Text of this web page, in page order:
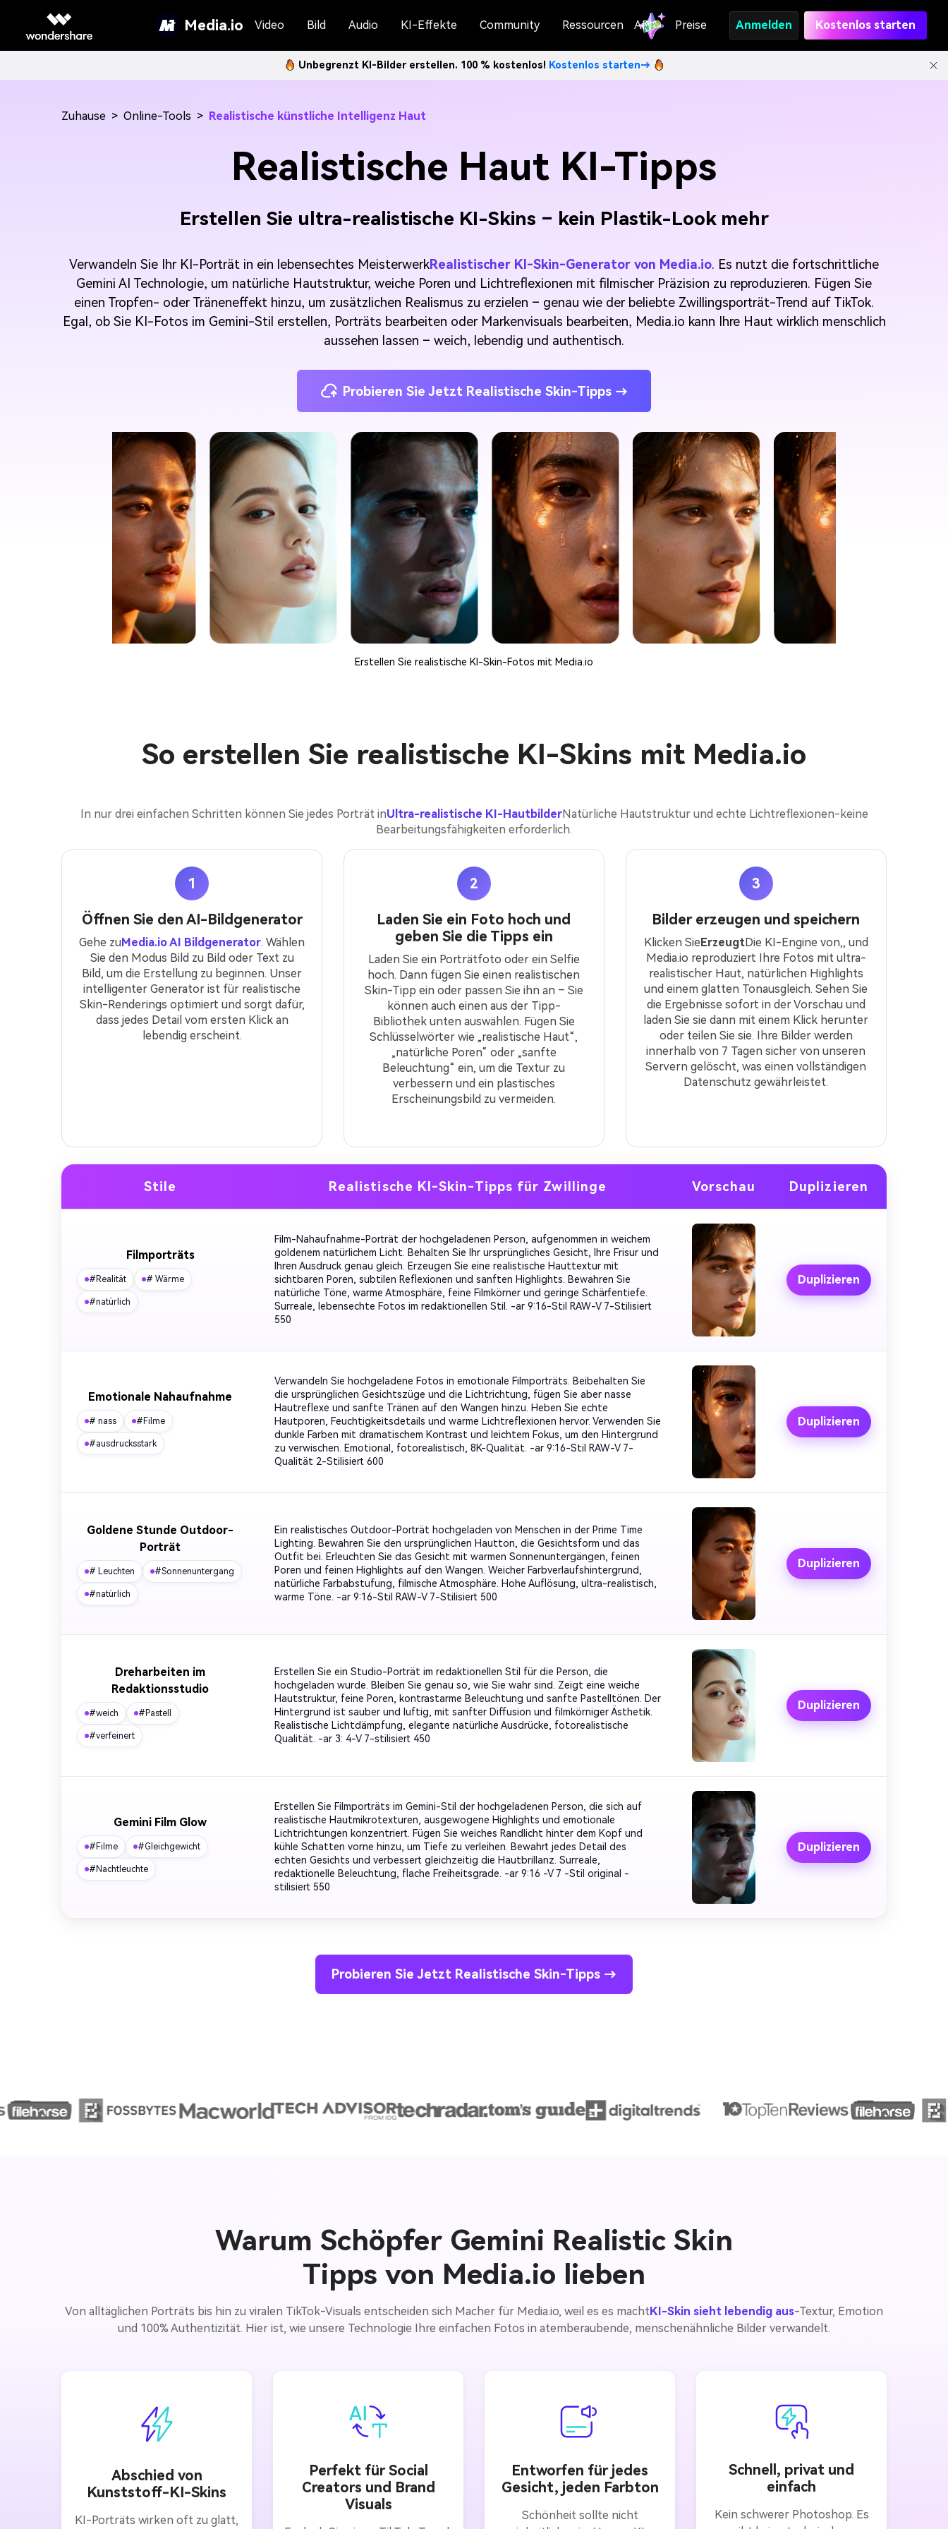
Media.io Video Bild Audio KI-Effekte Community Ressourcen API Preise Anmelden Kostenlos starten
Unbegrenzt KI-Bilder erstellen. 100 % kostenlos! Kostenlos starten→
Zuhause > Online-Tools > Realistische künstliche Intelligenz Haut
Realistische Haut KI-Tipps
Erstellen Sie ultra-realistische KI-Skins – kein Plastik-Look mehr
Verwandeln Sie Ihr KI-Porträt in ein lebensechtes MeisterwerkRealistischer KI-Skin-Generator von Media.io. Es nutzt die fortschrittliche
Gemini AI Technologie, um natürliche Hautstruktur, weiche Poren und Lichtreflexionen mit filmischer Präzision zu reproduzieren. Fügen Sie
einen Tropfen- oder Träneneffekt hinzu, um zusätzlichen Realismus zu erzielen – genau wie der beliebte Zwillingsporträt-Trend auf TikTok.
Egal, ob Sie KI-Fotos im Gemini-Stil erstellen, Porträts bearbeiten oder Markenvisuals bearbeiten, Media.io kann Ihre Haut wirklich menschlich
aussehen lassen – weich, lebendig und authentisch.
Probieren Sie Jetzt Realistische Skin-Tipps →
Erstellen Sie realistische KI-Skin-Fotos mit Media.io
So erstellen Sie realistische KI-Skins mit Media.io
In nur drei einfachen Schritten können Sie jedes Porträt inUltra-realistische KI-HautbilderNatürliche Hautstruktur und echte Lichtreflexionen-keine
Bearbeitungsfähigkeiten erforderlich.
1
Öffnen Sie den AI-Bildgenerator
Gehe zuMedia.io AI Bildgenerator. Wählen
Sie den Modus Bild zu Bild oder Text zu
Bild, um die Erstellung zu beginnen. Unser
intelligenter Generator ist für realistische
Skin-Renderings optimiert und sorgt dafür,
dass jedes Detail vom ersten Klick an
lebendig erscheint.
2
Laden Sie ein Foto hoch und
geben Sie die Tipps ein
Laden Sie ein Porträtfoto oder ein Selfie
hoch. Dann fügen Sie einen realistischen
Skin-Tipp ein oder passen Sie ihn an – Sie
können auch einen aus der Tipp-
Bibliothek unten auswählen. Fügen Sie
Schlüsselwörter wie „realistische Haut“,
„natürliche Poren“ oder „sanfte
Beleuchtung“ ein, um die Textur zu
verbessern und ein plastisches
Erscheinungsbild zu vermeiden.
3
Bilder erzeugen und speichern
Klicken SieErzeugtDie KI-Engine von,, und
Media.io reproduziert Ihre Fotos mit ultra-
realistischer Haut, natürlichen Highlights
und einem glatten Tonausgleich. Sehen Sie
die Ergebnisse sofort in der Vorschau und
laden Sie sie dann mit einem Klick herunter
oder teilen Sie sie. Ihre Bilder werden
innerhalb von 7 Tagen sicher von unseren
Servern gelöscht, was einen vollständigen
Datenschutz gewährleistet.
Stile Realistische KI-Skin-Tipps für Zwillinge Vorschau Duplizieren
Filmporträts
#Realität # Wärme
#natürlich
Film-Nahaufnahme-Porträt der hochgeladenen Person, aufgenommen in weichem
goldenem natürlichem Licht. Behalten Sie Ihr ursprüngliches Gesicht, Ihre Frisur und
Ihren Ausdruck genau gleich. Erzeugen Sie eine realistische Hauttextur mit
sichtbaren Poren, subtilen Reflexionen und sanften Highlights. Bewahren Sie
natürliche Töne, warme Atmosphäre, feine Filmkörner und geringe Schärfentiefe.
Surreale, lebensechte Fotos im redaktionellen Stil. -ar 9:16-Stil RAW-V 7-Stilisiert
550
Duplizieren
Emotionale Nahaufnahme
# nass #Filme
#ausdrucksstark
Verwandeln Sie hochgeladene Fotos in emotionale Filmporträts. Beibehalten Sie
die ursprünglichen Gesichtszüge und die Lichtrichtung, fügen Sie aber nasse
Hautreflexe und sanfte Tränen auf den Wangen hinzu. Heben Sie echte
Hautporen, Feuchtigkeitsdetails und warme Lichtreflexionen hervor. Verwenden Sie
dunkle Farben mit dramatischem Kontrast und leichtem Fokus, um den Hintergrund
zu verwischen. Emotional, fotorealistisch, 8K-Qualität. -ar 9:16-Stil RAW-V 7-
Qualität 2-Stilisiert 600
Duplizieren
Goldene Stunde Outdoor-
Porträt
# Leuchten #Sonnenuntergang
#natürlich
Ein realistisches Outdoor-Porträt hochgeladen von Menschen in der Prime Time
Lighting. Bewahren Sie den ursprünglichen Hautton, die Gesichtsform und das
Outfit bei. Erleuchten Sie das Gesicht mit warmen Sonnenuntergängen, feinen
Poren und feinen Highlights auf den Wangen. Weicher Farbverlaufshintergrund,
natürliche Farbabstufung, filmische Atmosphäre. Hohe Auflösung, ultra-realistisch,
warme Töne. -ar 9:16-Stil RAW-V 7-Stilisiert 500
Duplizieren
Dreharbeiten im
Redaktionsstudio
#weich #Pastell
#verfeinert
Erstellen Sie ein Studio-Porträt im redaktionellen Stil für die Person, die
hochgeladen wurde. Bleiben Sie genau so, wie Sie wahr sind. Zeigt eine weiche
Hautstruktur, feine Poren, kontrastarme Beleuchtung und sanfte Pastelltönen. Der
Hintergrund ist sauber und luftig, mit sanfter Diffusion und filmkörniger Ästhetik.
Realistische Lichtdämpfung, elegante natürliche Ausdrücke, fotorealistische
Qualität. -ar 3: 4-V 7-stilisiert 450
Duplizieren
Gemini Film Glow
#Filme #Gleichgewicht
#Nachtleuchte
Erstellen Sie Filmporträts im Gemini-Stil der hochgeladenen Person, die sich auf
realistische Hautmikrotexturen, ausgewogene Highlights und emotionale
Lichtrichtungen konzentriert. Fügen Sie weiches Randlicht hinter dem Kopf und
kühle Schatten vorne hinzu, um Tiefe zu verleihen. Bewahrt jedes Detail des
echten Gesichts und verbessert gleichzeitig die Hautbrillanz. Surreale,
redaktionelle Beleuchtung, flache Freiheitsgrade. -ar 9:16 -V 7 -Stil original -
stilisiert 550
Duplizieren
Probieren Sie Jetzt Realistische Skin-Tipps →
Warum Schöpfer Gemini Realistic Skin
Tipps von Media.io lieben
Von alltäglichen Porträts bis hin zu viralen TikTok-Visuals entscheiden sich Macher für Media.io, weil es es machtKI-Skin sieht lebendig aus-Textur, Emotion
und 100% Authentizität. Hier ist, wie unsere Technologie Ihre einfachen Fotos in atemberaubende, menschenähnliche Bilder verwandelt.
Abschied von
Kunststoff-KI-Skins
KI-Porträts wirken oft zu glatt,
Perfekt für Social
Creators und Brand
Visuals
Entworfen für jedes
Gesicht, jeden Farbton
Schönheit sollte nicht
Schnell, privat und
einfach
Kein schwerer Photoshop. Es